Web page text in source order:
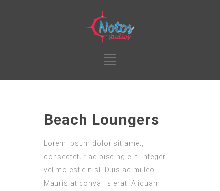
Beach Loungers
Lorem ipsum dolor sit amet,
consectetur adipiscing elit. Integer
vel molestie nisl. Duis ac mi leo.
Mauris at convallis erat. Aliquam